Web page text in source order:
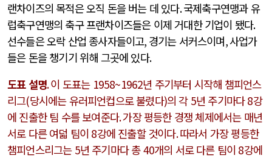
랜차이즈의 목적은 오직 돈을 버는 데 있다.국제축구연맹과 유
럽축구연맹의 축구 프랜차이즈들은 이제 거대한 기업이 됐다.
선수들은 오락 산업 종사자들이고, 경기는 서커스이며,사업가
들은 돈을 챙기기 위해 그곳에 있다.
도표 설명.이 도표는 1958~1962년 주기부터 시작해 챔피언스
리그(당시에는 유러피언컵으로 불렸다)의 각 5년 주기마다8강
에 진출한 팀 수를 보여준다.가장 평등한 경쟁 체제에서는 매년
서로 다른 여덟 팀이 8강에 진출할 것이다.따라서 가장 평등한
챔피언스리그는 5년 주기마다 총40개의 서로 다른 팀이 8강에